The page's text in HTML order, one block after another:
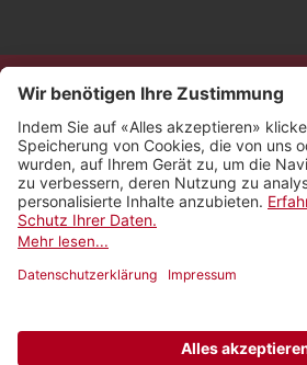
Kontakt
Impressum
Rechtliches
Netiquette